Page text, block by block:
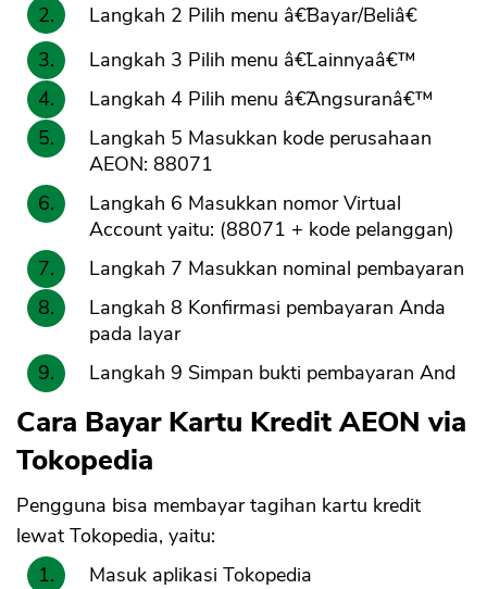
Langkah 2 Pilih menu â€˜Bayar/Beliâ€
Langkah 3 Pilih menu â€˜Lainnyaâ€™
Langkah 4 Pilih menu â€˜Angsuranâ€™
Langkah 5 Masukkan kode perusahaan
AEON: 88071
Langkah 6 Masukkan nomor Virtual
Account yaitu: (88071 + kode pelanggan)
Langkah 7 Masukkan nominal pembayaran
Langkah 8 Konfirmasi pembayaran Anda
pada layar
Langkah 9 Simpan bukti pembayaran And
Cara Bayar Kartu Kredit AEON via
Tokopedia
Pengguna bisa membayar tagihan kartu kredit
lewat Tokopedia, yaitu:
Masuk aplikasi Tokopedia